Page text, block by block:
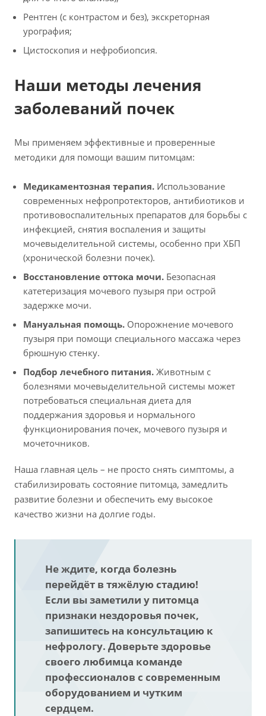
Рентген (с контрастом и без), экскреторная
урография;
Цистоскопия и нефробиопсия.
Наши методы лечения
заболеваний почек
Мы применяем эффективные и проверенные
методики для помощи вашим питомцам:
Медикаментозная терапия. Использование
современных нефропротекторов, антибиотиков и
противовоспалительных препаратов для борьбы с
инфекцией, снятия воспаления и защиты
мочевыделительной системы, особенно при ХБП
(хронической болезни почек).
Восстановление оттока мочи. Безопасная
катетеризация мочевого пузыря при острой
задержке мочи.
Мануальная помощь. Опорожнение мочевого
пузыря при помощи специального массажа через
брюшную стенку.
Подбор лечебного питания. Животным с
болезнями мочевыделительной системы может
потребоваться специальная диета для
поддержания здоровья и нормального
функционирования почек, мочевого пузыря и
мочеточников.
Наша главная цель – не просто снять симптомы, а
стабилизировать состояние питомца, замедлить
развитие болезни и обеспечить ему высокое
качество жизни на долгие годы.
Не ждите, когда болезнь
перейдёт в тяжёлую стадию!
Если вы заметили у питомца
признаки нездоровья почек,
запишитесь на консультацию к
нефрологу. Доверьте здоровье
своего любимца команде
профессионалов с современным
оборудованием и чутким
сердцем.